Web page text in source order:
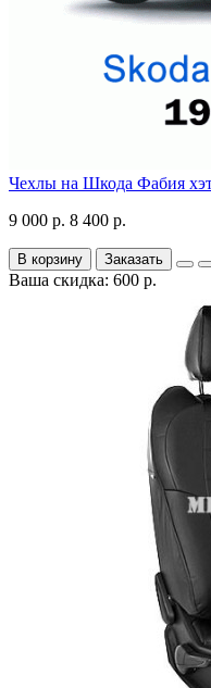
Чехлы на Шкода Фабия
9 000 р. 8 400 р.
В корзину Заказать
Ваша скидка: 600 р.